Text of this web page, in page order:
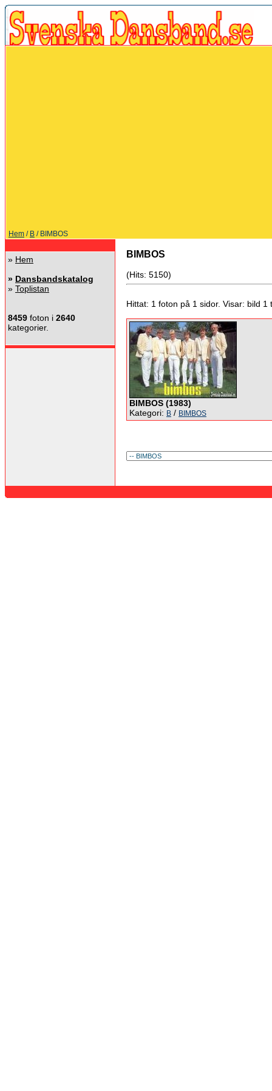
Hem / B / BIMBOS
» Hem
» Dansbandskatalog
» Toplistan
8459 foton i 2640
kategorier.
BIMBOS
(Hits: 5150)
Hittat: 1 foton på 1 sidor. Visar: bild 1
BIMBOS (1983)
Kategori: B / BIMBOS